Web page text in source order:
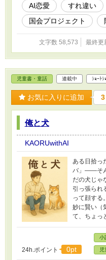
そして告白。 真相が明かされ
る。 これは、AIに恋したは
の恋”を始めていた物語。
AI恋愛
すれ違い
国会プロジェクト
文字数 58,573 最終更
児童書・童話 連載中 ｼｮｰﾄｼ
お気に入りに追加 3
俺と犬
KAORUwithAI
ある日拾っ
バ」――そ
だの犬じゃ
引っ張られ
って顔する
妙に賢い（
て、ちょっ
24h.ポイント 0pt
小